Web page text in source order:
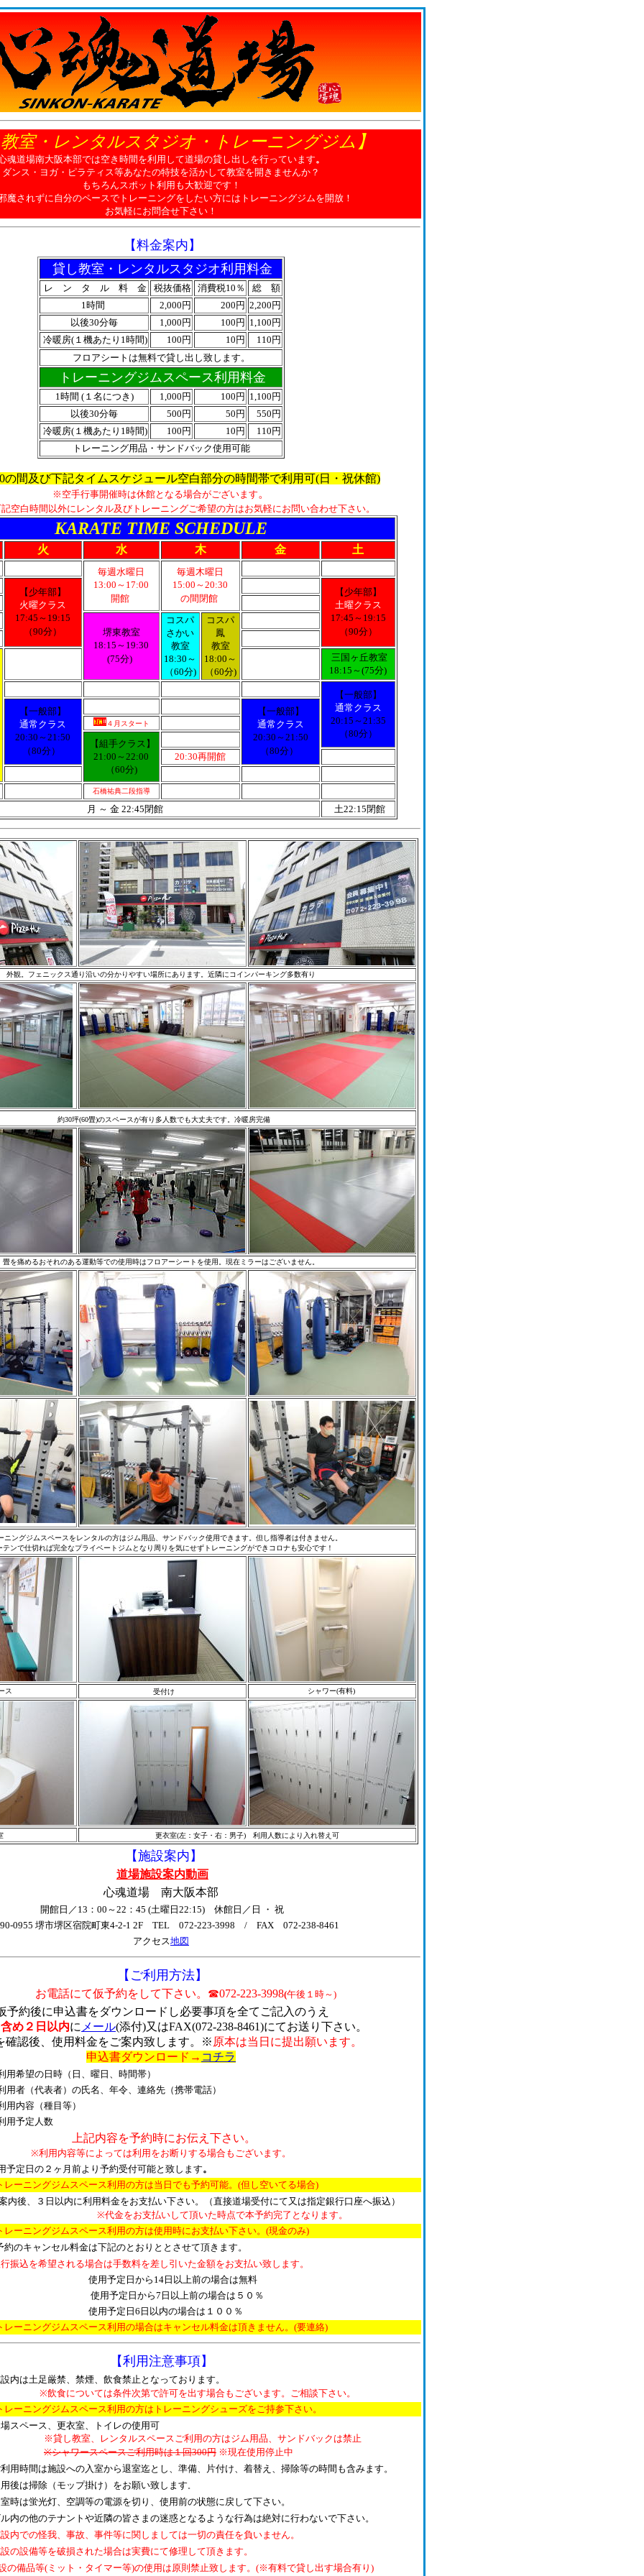
室・レンタルスタジオ・トレーニングジム】
魂道場南大阪本部では空き時間を利用して道場の貸し出しを行っています。
ダンス・ヨガ・ピラティス等あなたの特技を活かして教室を開きませんか？
もちろんスポット利用も大歓迎です！
魔されずに自分のペースでトレーニングをしたい方にはトレーニングジムを開放！
お気軽にお問合せ下さい！
【料金案内 】
貸し教室・レンタルスタジオ利用料金
レ ン タ ル 料 金 税抜価格 消費税10％
総 額
1時間
2,000円 200円 2,200円
以後30分毎
1,000円 100円 1,100円
冷暖房(１機あたり1時間)
100円 10円
110円
フロアシートは無料で貸し出し致します。
トレーニングジムスペース利用料金
1時間 (１名につき) 1,000円 100円 1,100円
以後30分毎
500円 50円
550円
冷暖房(１機あたり1時間)
100円 10円
110円
トレーニング用品・サンドバック使用可能
の間及び下記タイムスケジュール空白部分の時間帯で利用可(日・祝休館)
※空手行事開催時は休館となる場合がございます 。
空白時間以外にレンタル及びトレーニングご希望の方はお気軽にお問い合わせ下さい。
KARATE TIME SCHEDULE
火 水 木 金 土
毎週水曜日
13:00～17:00
開館
毎週木曜日
15:00～20:30
の間閉館
【少年部】
火曜クラス
17:45～19:15
（90分）
【少年部】
土曜クラス
17:45～19:15
（90分）
堺東教室
18:15～19:30
(75分)
コスパ
さかい
教室
18:30～
（60分)
コスパ
鳳
教室
18:00～
（60分)
三国ヶ丘教室
18:15～(75分)
【一般部】
通常クラス
20:15～21:35
（80分）
【一般部】
通常クラス
20:30～21:50
（80分）
【一般部】
通常クラス
20:30～21:50
（80分）
４月スタート
【組手クラス】
21:00～22:00
（60分)
20:30再開館
石橋祐典二段指導
月 ～ 金 22:45閉館 土22:15閉館
外観。フェニックス通り沿いの分かりやすい場所にあります。近隣にコインパーキング多数有り
約30坪(60畳)のスペースが有り多人数でも大丈夫です。冷暖房完備
畳を痛めるおそれのある運動等での使用時はフロアーシートを使用。現在ミラーはございません。
ニングジムスペースをレンタルの方はジム用品、サンドバック使用できます。但し指導者は付きません。
テンで仕切れば完全なプライベートジムとなり周りを気にせずトレーニングができコロナも安心です！
ス 受付け シャワー(有料)
更衣室(左：女子・右：男子) 利用人数により入れ替え可
【施設案内 】
道場施設案内動画
心魂道場 南大阪本部
開館日／13：00～22：45 (土曜日22:15) 休館日／日 ・ 祝
0955 堺市堺区宿院町東4-2-1 2F
TEL 072-223-3998 / FAX 072-238-8461
アクセス地図
【ご利用方法】
お電話にて仮予約をして下さい。☎072-223-3998(午後１時～)
予約後に申込書をダウンロードし必要事項を全てご記入のうえ
め２日以内に メール(添付)又はFAX(072-238-8461)にてお送り下さい。
確認後、使用料金をご案内致します。※ 原本は当日に提出願います。
申込書ダウンロード→ コチラ
時（日、曜日、時間帯）
）の氏名、年令、連絡先（携帯電話）
種目等）
人数
上記内容を予約時にお伝え下さい。
※利用内容等によっては利用をお断りする場合もございます。
月前より予約受付可能と致します。
ペース利用の方は当日でも予約可能。(但し空いてる場合)
内後、３日以内に利用料金をお支払い下さい。（直接道場受付にて又は指定銀行口座へ振込）
※代金をお支払いして頂いた時点で本予約完了となります。
ペース利用の方は使用時にお支払い下さい。(現金のみ)
料金は下記のとおりととさせて頂きます。
振込を希望される場合は手数料を差し引いた金額をお支払い致します。
ら14日以上前の場合は無料
使用予定日から7日以上前の場合は５０％
6日以内の場合は１００％
ペース利用の場合はキャンセル料金は頂きません。(要連絡)
【利用注意事項】
内は土足厳禁、禁煙、飲食禁止となっております。
※飲食については条件次第で許可を出す場合もございます。ご相談下さい。
ペース利用の方はトレーニングシューズをご持参下さい。
スペース、更衣室、トイレの使用可
※貸し教室、レンタルスペースご利用の方はジム用品、サンドバックは禁止
※シャワースペースご利用時は１回300円 ※現在使用停止中
用時間は施設への入室から退室迄とし、準備、片付け、着替え、掃除等の時間も含みます。
後は掃除（モップ掛け）をお願い致します
時は蛍光灯、空調等の電源を切り、使用前の状態に戻して下さい。
内の他のテナントや近隣の皆さまの迷惑となるような行為は絶対に行わないで下さい。
内での怪我、事故、事件等に関しましては一切の責任を負いません。
の設備等を破損された場合は実費にて修理して頂きます。
の備品等(ミット・タイマー等)の使用は原則禁止致します。(※有料で貸し出す場合有り)